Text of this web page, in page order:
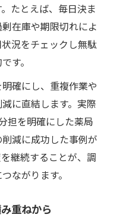
たとえば、毎日決ま
在庫や期限切れによ
況をチェックし無駄
す。
確にし、重複作業や
に直結します。実際
担を明確にした薬局
減に成功した事例が
継続することが、調
ながります。
重ねから